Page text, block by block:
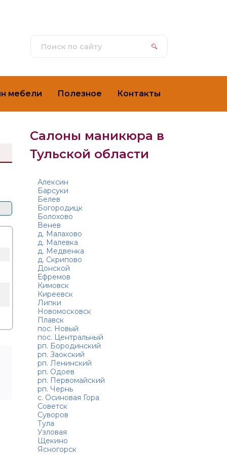
мебели Полезное Контакты
Салоны маникюра в
Тульской области
Алексин
Барсуки
Белев
Богородицк
Болохово
Венев
д. Малахово
д. Малевка
д. Медвенка
д. Скрипово
Донской
Ефремов
Кимовск
Киреевск
Липки
Новомосковск
Плавск
пос. Новый
пос. Центральный
рп. Бородинский
рп. Заокский
рп. Ленинский
рп. Одоев
рп. Первомайский
рп. Чернь
с. Осиновая Гора
Советск
Суворов
Тула
Узловая
Щекино
Ясногорск